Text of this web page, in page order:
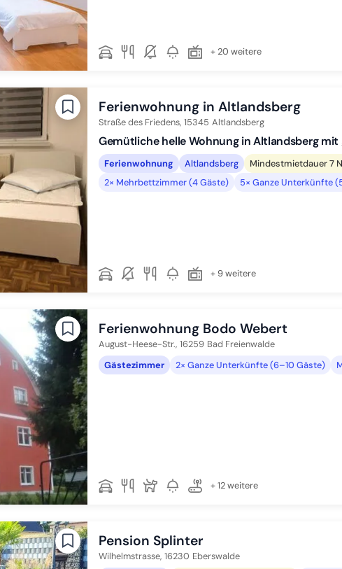
wechseln
wechseln
wechseln
wechseln
+ 20 weitere
wechseln
wechseln
wechseln
wechseln
wechseln
Ferienwohnung in Altlandsberg
Straße des Friedens, 15345 Altlandsberg
Gemütliche helle Wohnung in Altlandsberg mit
Ferienwohnung Altlandsberg Mindestmietdauer 7
2× Mehrbettzimmer (4 Gäste)
5× Ganze Unterkünfte
+ 9 weitere
wechseln
wechseln
wechseln
wechseln
Ferienwohnung Bodo Webert
August-Heese-Str., 16259 Bad Freienwalde
Gästezimmer
2× Ganze Unterkünfte (6–10 Gäste)
+ 12 weitere
Pension Splinter
Wilhelmstrasse, 16230 Eberswalde